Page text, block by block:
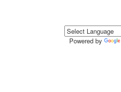
Powered by